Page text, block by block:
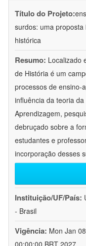
Título do Projeto:
surdos: uma
histórica
Resumo: Localizado
de História é um
processos de ensino-
influência da teoria
Aprendizagem,
debruçado sobre a
estudantes e
incorporação desses
Instituição/UF/País:
- Brasil
Vigência: Mon Jan